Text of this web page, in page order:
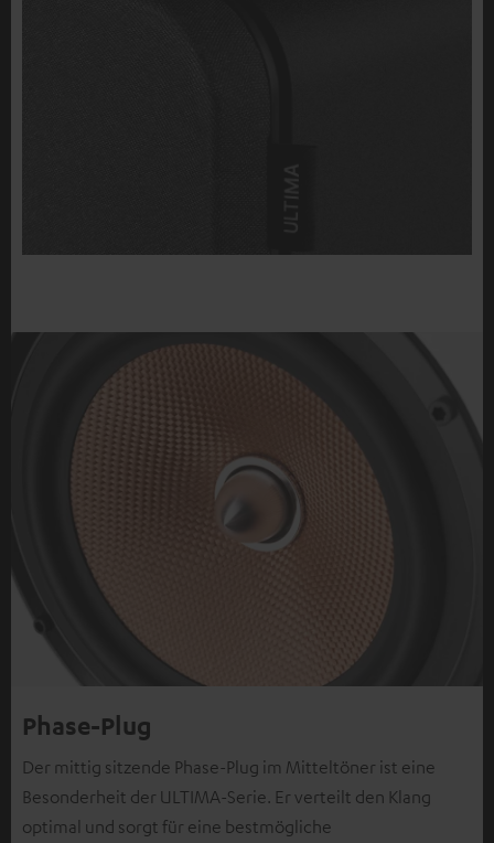
Phase-Plug
Der mittig sitzende Phase-Plug im Mitteltöner ist eine
Besonderheit der ULTIMA-Serie. Er verteilt den Klang
optimal und sorgt für eine bestmögliche